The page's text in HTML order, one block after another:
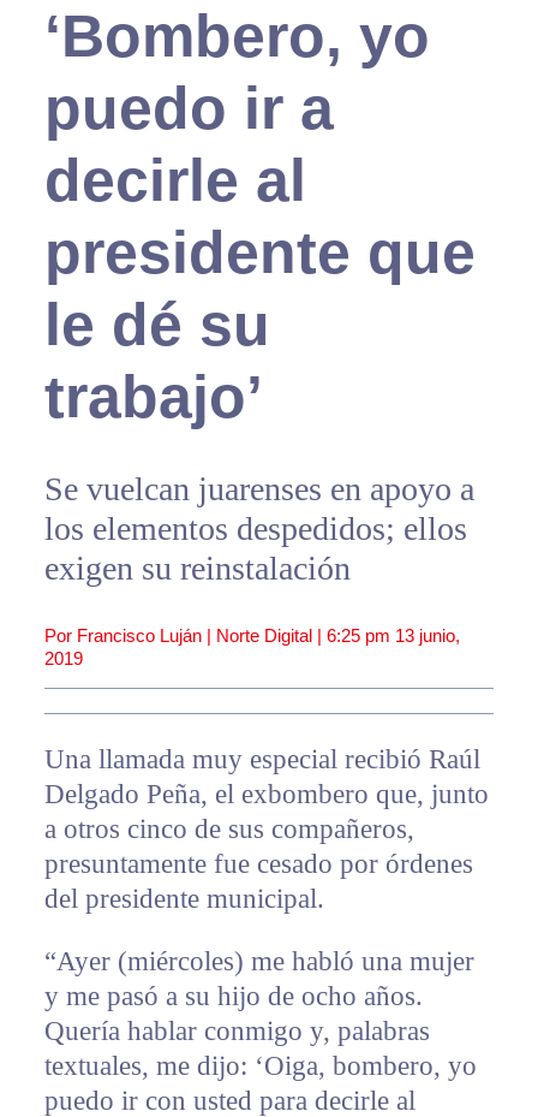
‘Bombero, yo
puedo ir a
decirle al
presidente que
le dé su
trabajo’
Se vuelcan juarenses en apoyo a
los elementos despedidos; ellos
exigen su reinstalación
Por Francisco Luján | Norte Digital | 6:25 pm 13 junio,
2019
Una llamada muy especial recibió Raúl
Delgado Peña, el exbombero que, junto
a otros cinco de sus compañeros,
presuntamente fue cesado por órdenes
del presidente municipal.
“Ayer (miércoles) me habló una mujer
y me pasó a su hijo de ocho años.
Quería hablar conmigo y, palabras
textuales, me dijo: ‘Oiga, bombero, yo
puedo ir con usted para decirle al